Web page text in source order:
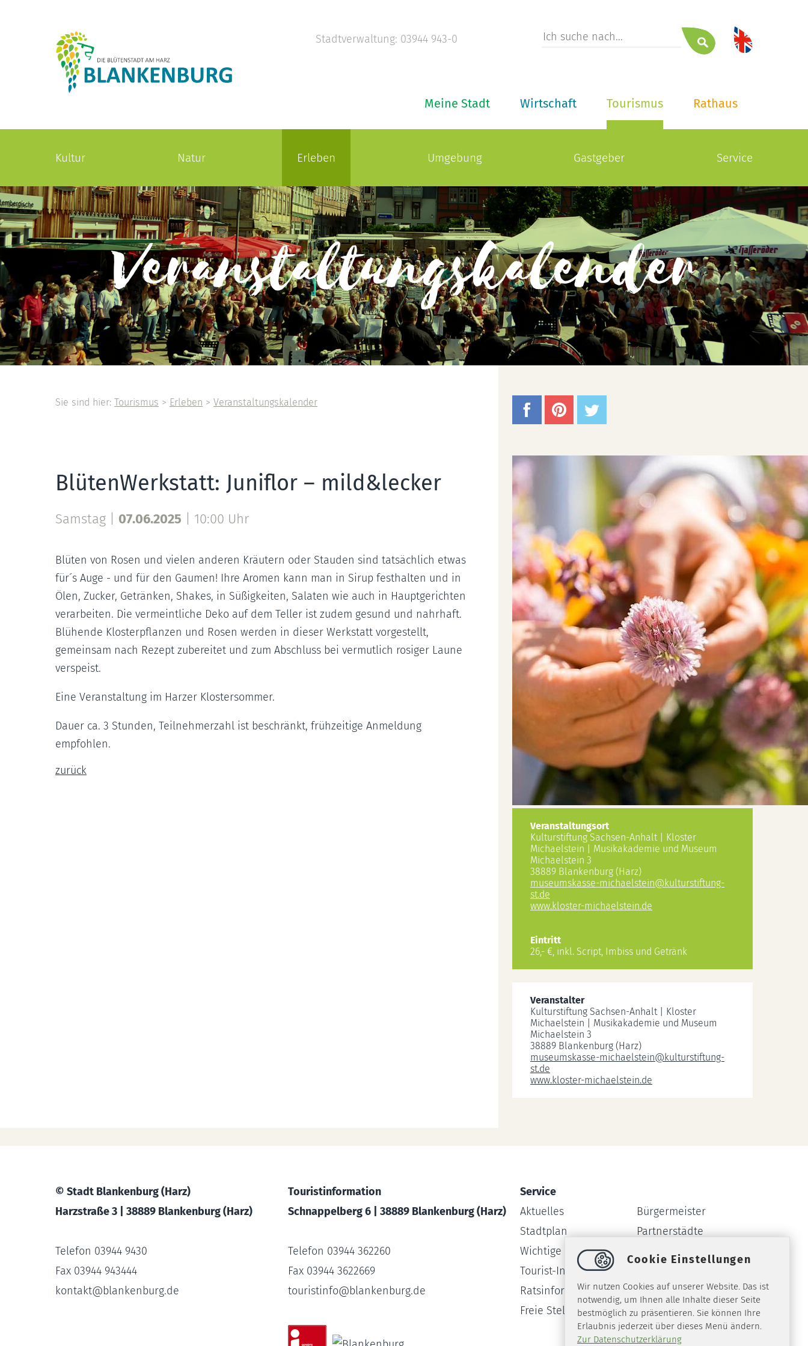
Stadtverwaltung: 03944 943-0
Rathaus
Tourismus
Kultur Natur Erleben Umgebung Gastgeber Service
Wirtschaft
Meine Stadt
Veranstaltungskalender
Sie sind hier: Tourismus > Erleben > Veranstaltungskalender
BlütenWerkstatt: Juniflor – mild&lecker
Samstag | 07.06.2025 10:00 Uhr
Blüten von Rosen und vielen anderen Kräutern oder Stauden sind tatsächlich etwas
für´s Auge - und für den Gaumen! Ihre Aromen kann man in Sirup festhalten und in
Ölen, Zucker, Getränken, Shakes, in Süßigkeiten, Salaten wie auch in Hauptgerichten
verarbeiten. Die vermeintliche Deko auf dem Teller ist zudem gesund und nahrhaft.
Blühende Klosterpflanzen und Rosen werden in dieser Werkstatt vorgestellt,
gemeinsam nach Rezept zubereitet und zum Abschluss bei vermutlich rosiger Laune
verspeist.
Eine Veranstaltung im Harzer Klostersommer.
Dauer ca. 3 Stunden, Teilnehmerzahl ist beschränkt, frühzeitige Anmeldung
empfohlen.
zurück
Veranstaltungsort
Kulturstiftung Sachsen-Anhalt | Kloster
Michaelstein | Musikakademie und Museum
Michaelstein 3
38889 Blankenburg (Harz)
museumskasse-michaelstein@kulturstiftung-
st.de
www.kloster-michaelstein.de
Eintritt
26,- €, inkl. Script, Imbiss und Getränk
Veranstalter
Kulturstiftung Sachsen-Anhalt | Kloster
Michaelstein | Musikakademie und Museum
Michaelstein 3
38889 Blankenburg (Harz)
museumskasse-michaelstein@kulturstiftung-
st.de
www.kloster-michaelstein.de
© Stadt Blankenburg (Harz)
Harzstraße 3 | 38889 Blankenburg (Harz)
Telefon 03944 9430
Fax 03944 943444
kontakt@blankenburg.de
Touristinformation
Schnappelberg 6 | 38889 Blankenburg (Harz)
Telefon 03944 362260
Fax 03944 3622669
touristinfo@blankenburg.de
Service
Aktuelles
Bürgermeister
Stadtplan
Partnerstädte
Wichtige Rufnummern
Webcam
Tourist-Info
RatsinformationssystemAmtsblatt
Freie Stellen
Cookie Einstellungen
Wir nutzen Cookies auf unserer Website. Das ist
notwendig, um Ihnen alle Inhalte dieser Seite
bestmöglich zu präsentieren. Sie können Ihre
Erlaubnis jederzeit über dieses Menü ändern.
Zur Datenschutzerklärung